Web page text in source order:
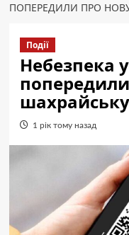
ПОПЕРЕДИЛИ ПРО
Події
Небезпека
1 рік тому назад